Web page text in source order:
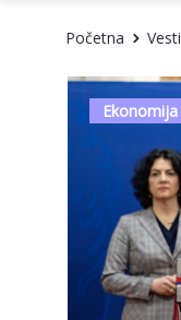
Početna Vesti
Ekonomija